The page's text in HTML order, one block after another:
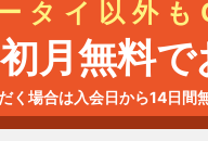
タイ以外も
月無料で
く場合は入会日から14日間